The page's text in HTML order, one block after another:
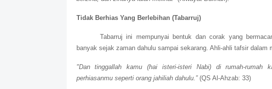
Tidak Berhias Yang Berlebihan (Tabarruj)
Tabarruj ini mempunyai bentuk dan corak yang
banyak sejak zaman dahulu sampai sekarang. Ahli-ahli tafsir dalam
"Dan tinggallah kamu (hai isteri-isteri Nabi) di rumah-rumah
perhiasanmu seperti orang jahiliah dahulu.”(QS Al-Ahzab: 33)